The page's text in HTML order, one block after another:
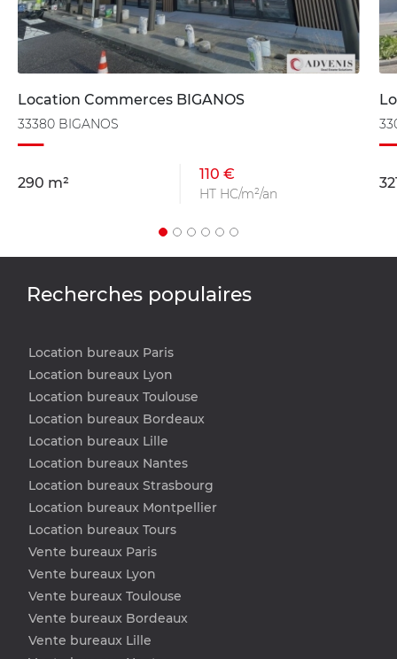
Location Commerces BIGANOS
33380 BIGANOS
290 m²
110 €
HT HC/m²/an
Recherches populaires
Location bureaux Paris
Location bureaux Lyon
Location bureaux Toulouse
Location bureaux Bordeaux
Location bureaux Lille
Location bureaux Nantes
Location bureaux Strasbourg
Location bureaux Montpellier
Location bureaux Tours
Vente bureaux Paris
Vente bureaux Lyon
Vente bureaux Toulouse
Vente bureaux Bordeaux
Vente bureaux Lille